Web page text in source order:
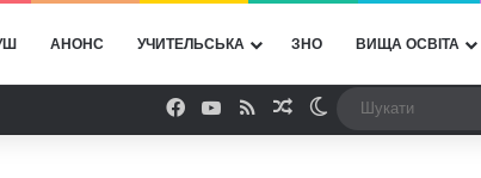
АНОНС УЧИТЕЛЬСЬКА ЗНО ВИЩА ОСВІТА
Facebook
YouTube
RSSВипадкова стаття
Switch skin